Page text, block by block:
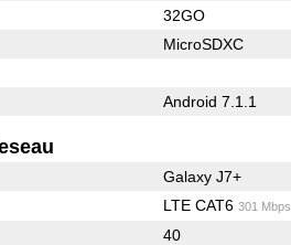
32GO
MicroSDXC
Android 7.1.1
Galaxy J7+
LTE CAT6 301 Mbps
40